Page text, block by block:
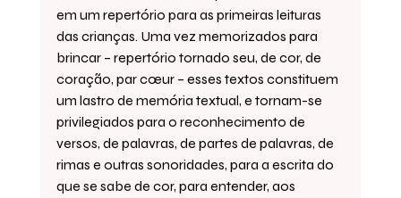
em um repertório para as primeiras leituras
das crianças. Uma vez memorizados para
brincar – repertório tornado seu, de cor, de
coração, par cœur – esses textos constituem
um lastro de memória textual, e tornam-se
privilegiados para o reconhecimento de
versos, de palavras, de partes de palavras, de
rimas e outras sonoridades, para a escrita do
que se sabe de cor, para entender, aos